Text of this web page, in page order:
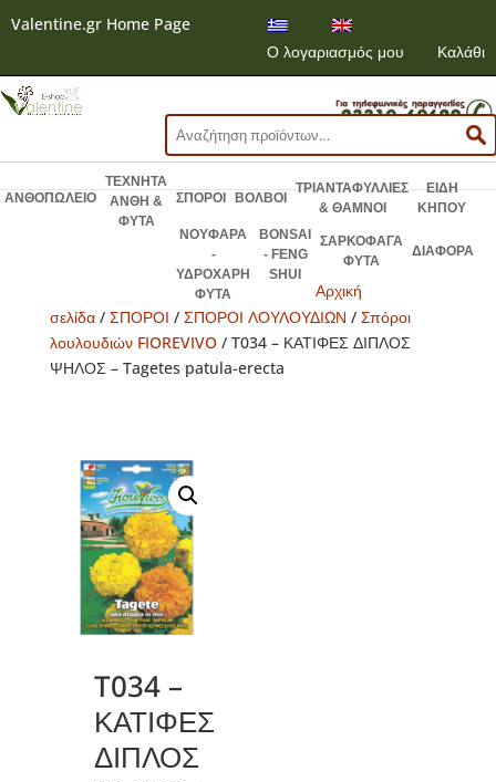
Valentine.gr Home Page
Ο λογαριασμός μου
Καλάθι
Αναζήτηση
για:
ΑΝΘΟΠΩΛΕΙΟ
ΤΕΧΝΗΤΑ
ΑΝΘΗ &
ΦΥΤΑ
ΣΠΟΡΟΙ ΒΟΛΒΟΙ
ΤΡΙΑΝΤΑΦΥΛΛΙΕΣ
& ΘΑΜΝΟΙ
ΕΙΔΗ
ΚΗΠΟΥ
ΝΟΥΦΑΡΑ
-
ΥΔΡΟΧΑΡΗ
ΦΥΤΑ
BONSAI
- FENG
SHUI
ΣΑΡΚΟΦΑΓΑ
ΦΥΤΑ
ΔΙΑΦΟΡΑ
Αρχική
σελίδα/ ΣΠΟΡΟΙ / ΣΠΟΡΟΙ ΛΟΥΛΟΥΔΙΩΝ / Σπόροι
λουλουδιών FIOREVIVO / T034 – ΚΑΤΙΦΕΣ ΔΙΠΛΟΣ
ΨΗΛΟΣ – Tagetes patula-erecta
T034 –
ΚΑΤΙΦΕΣ
ΔΙΠΛΟΣ